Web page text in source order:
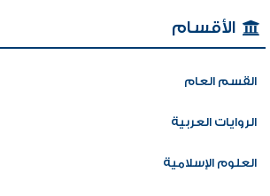
الأقسام
القسم العام
الروايات العربية
العلوم الإسلامية